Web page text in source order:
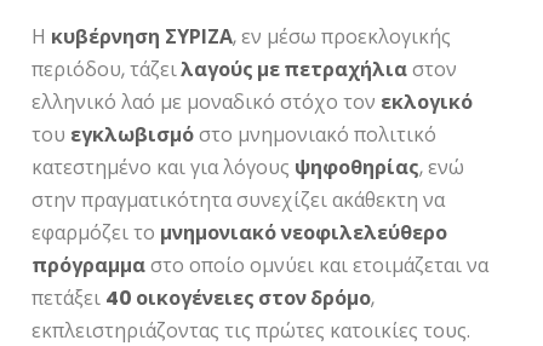
Η κυβέρνηση ΣΥΡΙΖΑ, εν μέσω προεκλογικής
περιόδου, τάζειλαγούς με πετραχήλιαστον
ελληνικό λαό με μοναδικό στόχο τον εκλογικό
του εγκλωβισμόστο μνημονιακό πολιτικό
κατεστημένο και για λόγους ψηφοθηρίας, ενώ
στην πραγματικότητα συνεχίζει ακάθεκτη να
εφαρμόζει το μνημονιακόνεοφιλελεύθερο
πρόγραμμαστο οποίο ομνύει και ετοιμάζεται να
πετάξει 40 οικογένειες στον δρόμο,
εκπλειστηριάζοντας τις πρώτες κατοικίες τους.